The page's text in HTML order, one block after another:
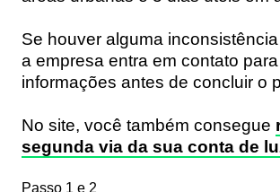
Se houver alguma
a empresa entra em contato
informações antes de concluir o
No site, você também consegue
segunda via da sua conta de
Passo 1 e 2